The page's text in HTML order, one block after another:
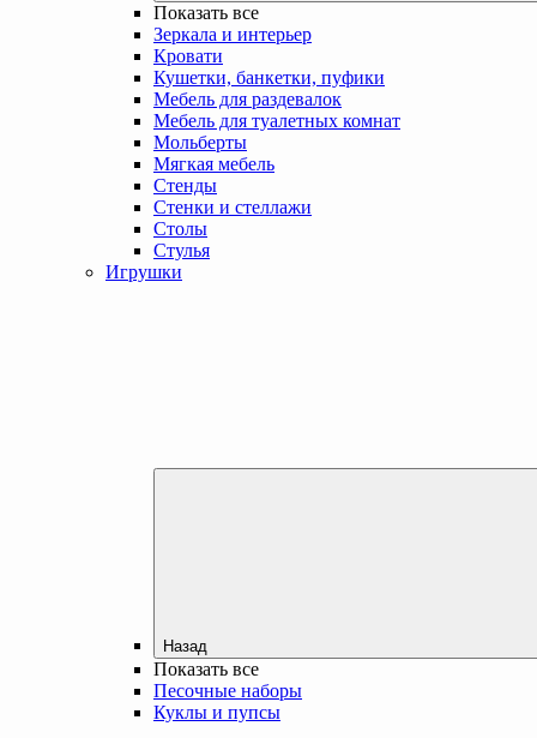
Показать все
Зеркала и интерьер
Кровати
Кушетки, банкетки, пуфики
Мебель для раздевалок
Мебель для туалетных комнат
Мольберты
Мягкая мебель
Стенды
Стенки и стеллажи
Столы
Стулья
Игрушки
Назад
Показать все
Песочные наборы
Куклы и пупсы